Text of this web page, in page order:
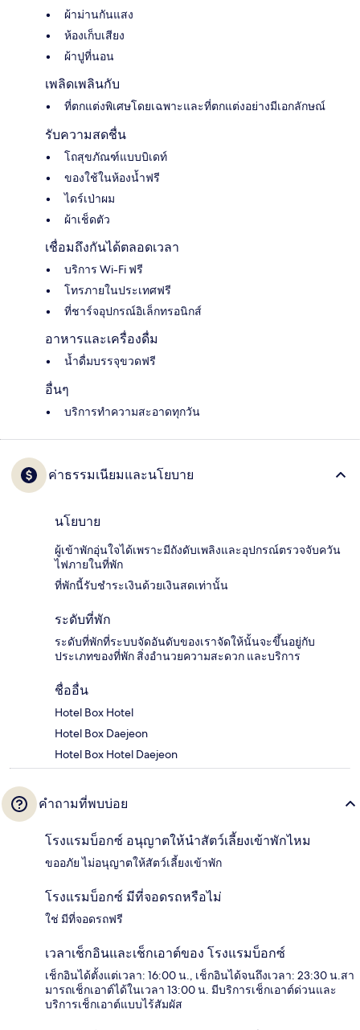
ผ้าม่านกันแสง
ห้องเก็บเสียง
ผ้าปูที่นอน
เพลิดเพลินกับ
ที่ตกแต่งพิเศษโดยเฉพาะและที่ตกแต่งอย่างมีเอกลักษณ์
รับความสดชื่น
โถสุขภัณฑ์แบบบิเดท์
ของใช้ในห้องน้ำฟรี
ไดร์เป่าผม
ผ้าเช็ดตัว
เชื่อมถึงกันได้ตลอดเวลา
บริการ Wi-Fi ฟรี
โทรภายในประเทศฟรี
ที่ชาร์จอุปกรณ์อิเล็กทรอนิกส์
อาหารและเครื่องดื่ม
น้ำดื่มบรรจุขวดฟรี
อื่นๆ
บริการทำความสะอาดทุกวัน
ค่าธรรมเนียมและนโยบาย
นโยบาย
ผู้เข้าพักอุ่นใจได้เพราะมีถังดับเพลิงและอุปกรณ์ตรวจจับควัน
ไฟภายในที่พัก
ที่พักนี้รับชำระเงินด้วยเงินสดเท่านั้น
ระดับที่พัก
ระดับที่พักที่ระบบจัดอันดับของเราจัดให้นั้นจะขึ้นอยู่กับ
ประเภทของที่พัก สิ่งอำนวยความสะดวก และบริการ
ชื่ออื่น
Hotel Box Hotel
Hotel Box Daejeon
Hotel Box Hotel Daejeon
คำถามที่พบบ่อย
โรงแรมบ็อกซ์ อนุญาตให้นำสัตว์เลี้ยงเข้าพักไหม
ขออภัย ไม่อนุญาตให้สัตว์เลี้ยงเข้าพัก
โรงแรมบ็อกซ์ มีที่จอดรถหรือไม่
ใช่ มีที่จอดรถฟรี
เวลาเช็กอินและเช็กเอาต์ของ โรงแรมบ็อกซ์
เช็กอินได้ตั้งแต่เวลา: 16:00 น., เช็กอินได้จนถึงเวลา: 23:30 น.สา
มารถเช็กเอาต์ได้ในเวลา 13:00 น. มีบริการเช็กเอาต์ด่วนและ
บริการเช็กเอาต์แบบไร้สัมผัส